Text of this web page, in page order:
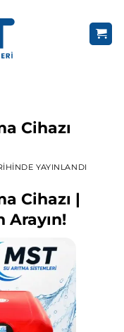
Cihazı
YAYINLANDI
Cihazı |
Arayın!